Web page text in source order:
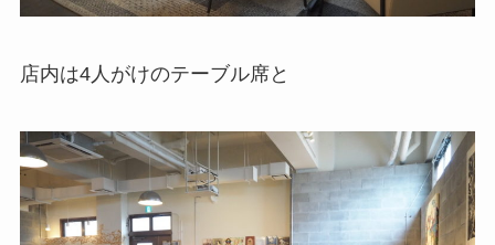
店内は4人がけのテーブル席と